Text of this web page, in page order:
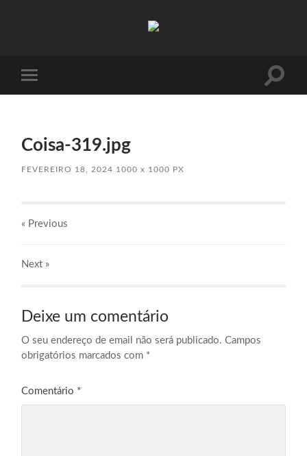
mobile
Toggle
Coisa-319.jpg
FEVEREIRO 18, 2024 1000x 1000 PX
« Previous
Next »
Deixe um comentário
O seu endereço de email não será publicado. Campos
obrigatórios marcados com *
Comentário *